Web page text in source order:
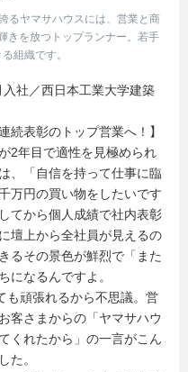
るヤマサハウスには、営業と商
きを放つトップランナー。若手
組織です。
社／西日本工業大学建築
続表彰のトップ営業へ！】
2年目で適性を見極められ
、「自信を持って仕事に臨
万円の買い物をしたいです
てから個人成績で社内表彰
壇上から全社員が見えるの
るその景色が鮮烈で「また
になるんですよ。
も頑張れるから不思議。営
客さまからの「ヤマサハウ
くれたから」の一言がこん
た。